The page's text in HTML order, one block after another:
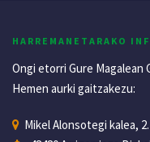
HARREMANETARAKO
Ongi etorri Gure Magalean
Hemen aurki gaitzakezu:
Mikel Alonsotegi kalea, 2.